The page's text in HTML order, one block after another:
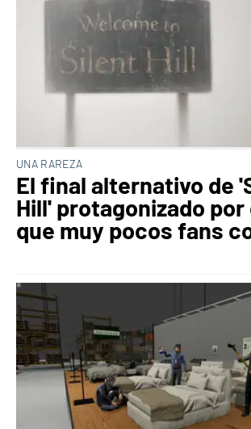
UNA RAREZA
El final alternativo de
Hill' protagonizado por
que muy pocos fans